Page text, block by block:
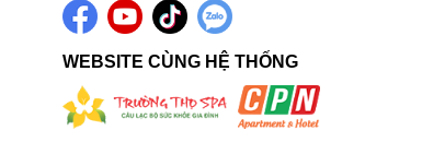
WEBSITE CÙNG HỆ THỐNG